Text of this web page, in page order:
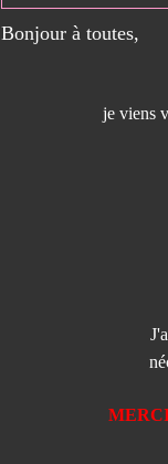
Bonjour à toutes,
je viens